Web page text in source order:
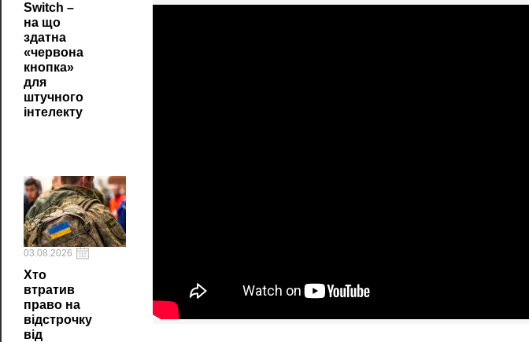
Switch –
на що
здатна
«червона
кнопка»
для
штучного
інтелекту
03.08.2026
Хто
втратив
право на
відстрочку
від